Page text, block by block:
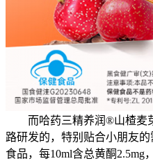
而哈药三精养润®山楂麦
路研发的，特别贴合小朋友
食品，每10ml含总黄酮2.5mg